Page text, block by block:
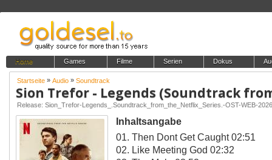
Home Games Filme Serien Dokus
Startseite » Audio » Soundtrack
Release: Sion_Trefor-Legends_.Soundtrack_from_the_Netflix_Series.-OST-WEB-
Inhaltsangabe
01. Then Dont Get Caught 02:51
02. Like Meeting God 02:32